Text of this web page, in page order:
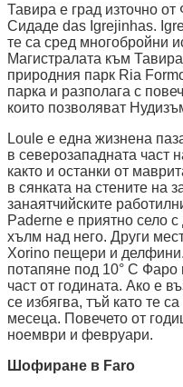
Тавира е град източно от
Сидаде das Igrejinhas.
те са сред многобройни
Магистралата към
природния парк Ria
парка и разполага с
които позволяват
Loule е една жизнена
в северозападната част
както и останки от
в сянката на стените на
занаятчийските
Paderne е приятно село
хълм над него. Други
Xorino пещери и
потапяне под 10° C Фаро
част от годината. Ако е
се избягва, тъй като те
месеца. Повечето от
ноември и февруари.
Шофиране в Faro